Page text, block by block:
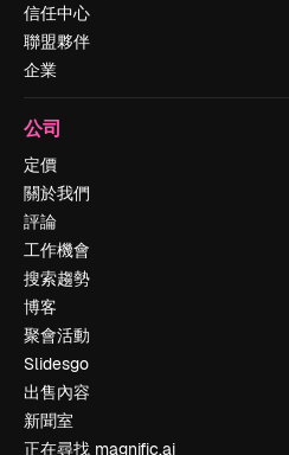
信任中心
聯盟夥伴
企業
公司
定價
關於我們
評論
工作機會
搜索趨勢
博客
聚會活動
Slidesgo
出售內容
新聞室
正在尋找 magnific.ai